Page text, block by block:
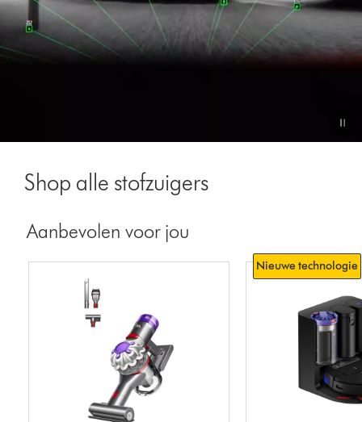
Shop alle stofzuigers
Aanbevolen voor jou
Nieuwe technologie